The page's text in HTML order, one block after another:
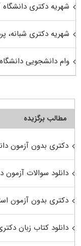
شهریه دکتری دانشگاه
شهریه دکتری شبانه،
وام دانشجویی دانشگاه
مطالب برگزیده
دکتری بدون آزمون
دانلود سوالات آزمون
دکتری بدون آزمون
دانلود کتاب زبان